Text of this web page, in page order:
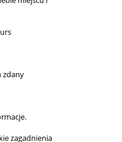
zdany
zagadnienia